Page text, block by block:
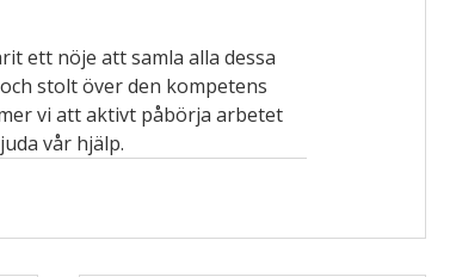
ett nöje att samla alla dessa
stolt över den kompetens
vi att aktivt påbörja arbetet
vår hjälp.